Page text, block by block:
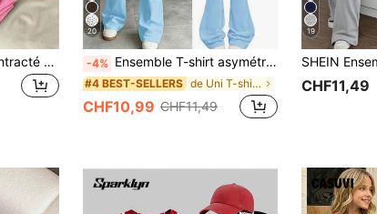
SHEIN Ensemble décontracté chemise à manches longues avec graphique de chevalier et pantalon pour jeune fille
20
-4% Ensemble T-shirt asymétrique pour filles préadolescentes, style BM Ballet, mode premium vintage douce et cool, dopamine, bleu ciel Morandi, bleu océan style sel, chill chill, rentrée scolaire, Y2K, festival de musique, BM, vintage américain doux
#4 BEST-SELLERS de Uni T-shirts pour filles
CHF10,99 CHF11,49
19
CHF11,49